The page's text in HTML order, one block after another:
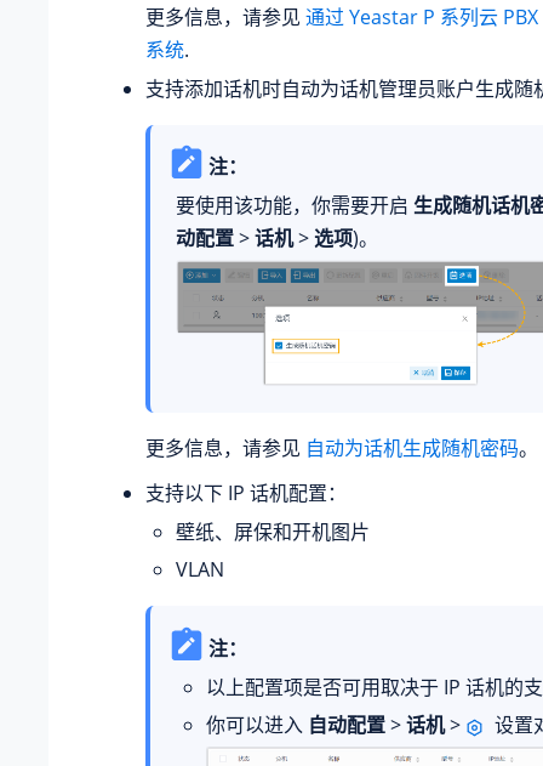
更多信息，请参见 通过Yeastar P 系列云 PBX
系统.
支持添加话机时自动为话机管理员账户生成随
注：
要使用该功能，你需要开启 生成随机话机
动配置>话机>选项)。
更多信息，请参见 自动为话机生成随机密码。
支持以下 IP 话机配置：
壁纸、屏保和开机图片
VLAN
注：
以上配置项是否可用取决于 IP 话机的
你可以进入 自动配置>话机> 设置